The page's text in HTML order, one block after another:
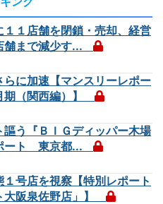
１１店舗を閉鎖・売却、経営
舗まで減少す...
に加速【マンスリーレポー
期（関西編）】
謳う『ＢＩＧディッパー木場
ート 東京都...
号店を視察【特別レポート
大阪泉佐野店」】